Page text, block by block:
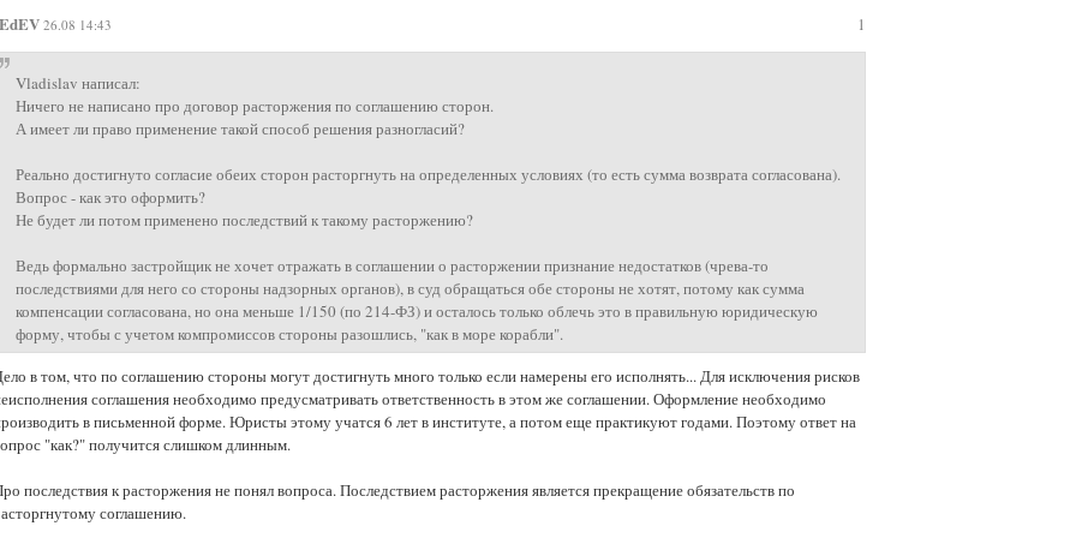
1
26.08 14:43
Vladislav написал:
Ничего не написано про договор расторжения по соглашению сторон.
А имеет ли право применение такой способ решения разногласий?
Реально достигнуто согласие обеих сторон расторгнуть на определенных условиях (то есть сумма возврата согласована).
Вопрос - как это оформить?
Не будет ли потом применено последствий к такому расторжению?
Ведь формально застройщик не хочет отражать в соглашении о расторжении признание недостатков (чрева-то
последствиями для него со стороны надзорных органов), в суд обращаться обе стороны не хотят, потому как сумма
компенсации согласована, но она меньше 1/150 (по 214-ФЗ) и осталось только облечь это в правильную юридическую
форму, чтобы с учетом компромиссов стороны разошлись, "как в море корабли".
в том, что по соглашению стороны могут достигнуть много только если намерены его исполнять... Для исключения рисков
соглашения необходимо предусматривать ответственность в этом же соглашении. Оформление необходимо
в письменной форме. Юристы этому учатся 6 лет в институте, а потом еще практикуют годами. Поэтому ответ на
"как?" получится слишком длинным.
последствия к расторжения не понял вопроса. Последствием расторжения является прекращение обязательств по
соглашению.